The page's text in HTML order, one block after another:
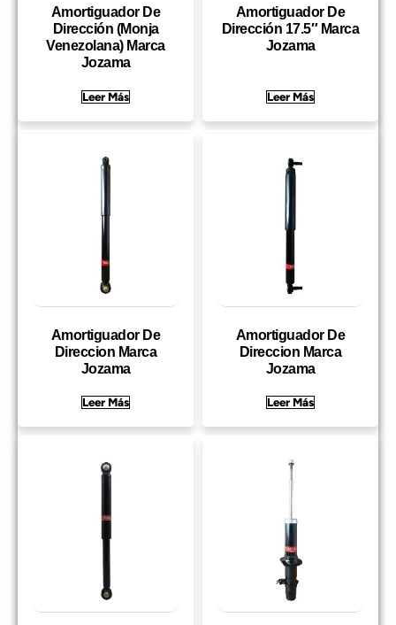
Amortiguador De
Dirección (Monja
Venezolana) Marca
Jozama
Leer Más
Amortiguador De
Dirección 17.5″ Marca
Jozama
Leer Más
Amortiguador De
Direccion Marca
Jozama
Leer Más
Amortiguador De
Direccion Marca
Jozama
Leer Más